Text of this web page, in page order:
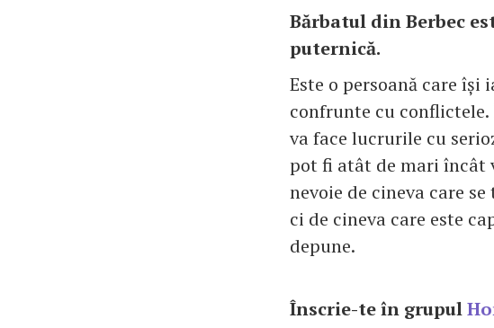
Bărbatul din Berbec
puternică.
Este o persoană care își
confrunte cu conflictele.
va face lucrurile cu
pot fi atât de mari încât
nevoie de cineva care
ci de cineva care este
depune.
Înscrie-te în grupul